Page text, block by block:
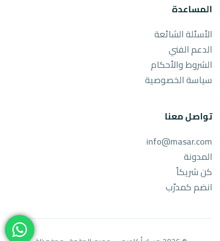
المساعدة
الأسئلة الشائعة
الدعم الفني
الشروط والأحكام
سياسة الخصوصية
تواصل معنا
info@masar.com
المدونة
كن شريكاً
انضم كمدرّب